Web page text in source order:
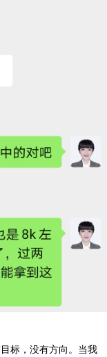
标，没有方向。当我